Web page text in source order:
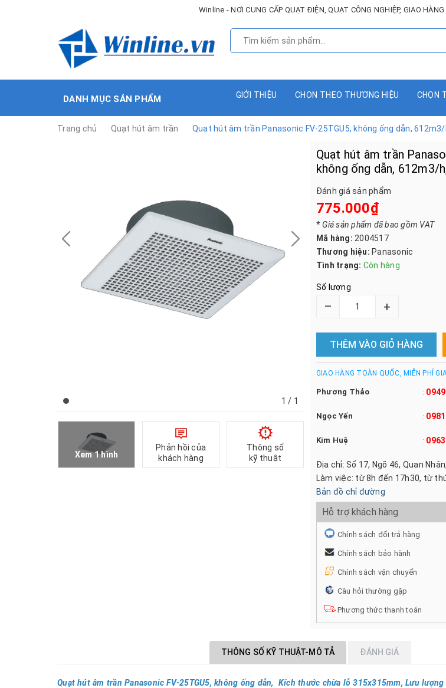
Winline - NƠI CUNG CẤP QUẠT ĐIỆN, QUẠT CÔNG NGHIỆP, GIAO
DANH MỤC SẢN PHẨM GIỚI THIỆU CHỌN THEO THƯƠNG HIỆU CHỌN
Trang chủ Quạt hút âm trần Quạt hút âm trần Panasonic FV‑25TGU5, không ống dẫn,
1 / 1
Xem 1 hình
Phản hồi của
khách hàng
Thông số
kỹ thuật
Quạt hút âm trần
không ống dẫn, 612m3/
Đánh giá sản phẩm
775.000₫
*Giá sản phẩm đã bao gồm VAT
Mã hàng: 2004517
Thương hiệu: Panasonic
Tình trạng: Còn hàng
Số lượng
– +
THÊM VÀO GIỎ HÀNG
GIAO HÀNG TOÀN QUỐC, MIỄN PHÍ
Phương Thảo :
Ngọc Yến :
Kim Huệ :
Địa chỉ: Số 17, Ngõ 46, Quan
Làm việc: từ 8h đến 17h30, từ
Bản đồ chỉ đường
Hỗ trợ khách hàng
Chính sách đổi trả hàng
Chính sách bảo hành
Chính sách vận chuyển
Câu hỏi thường gặp
Phương thức thanh toán
THÔNG SỐ KỸ THUẬT-MÔ TẢ ĐÁNH GIÁ
Quạt hút âm trần Panasonic FV‑25TGU5, không ống dẫn, Kích thước chừa lỗ 315x315mm, Lưu